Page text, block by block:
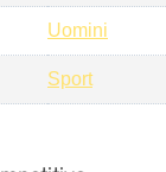
Uomini
Sport